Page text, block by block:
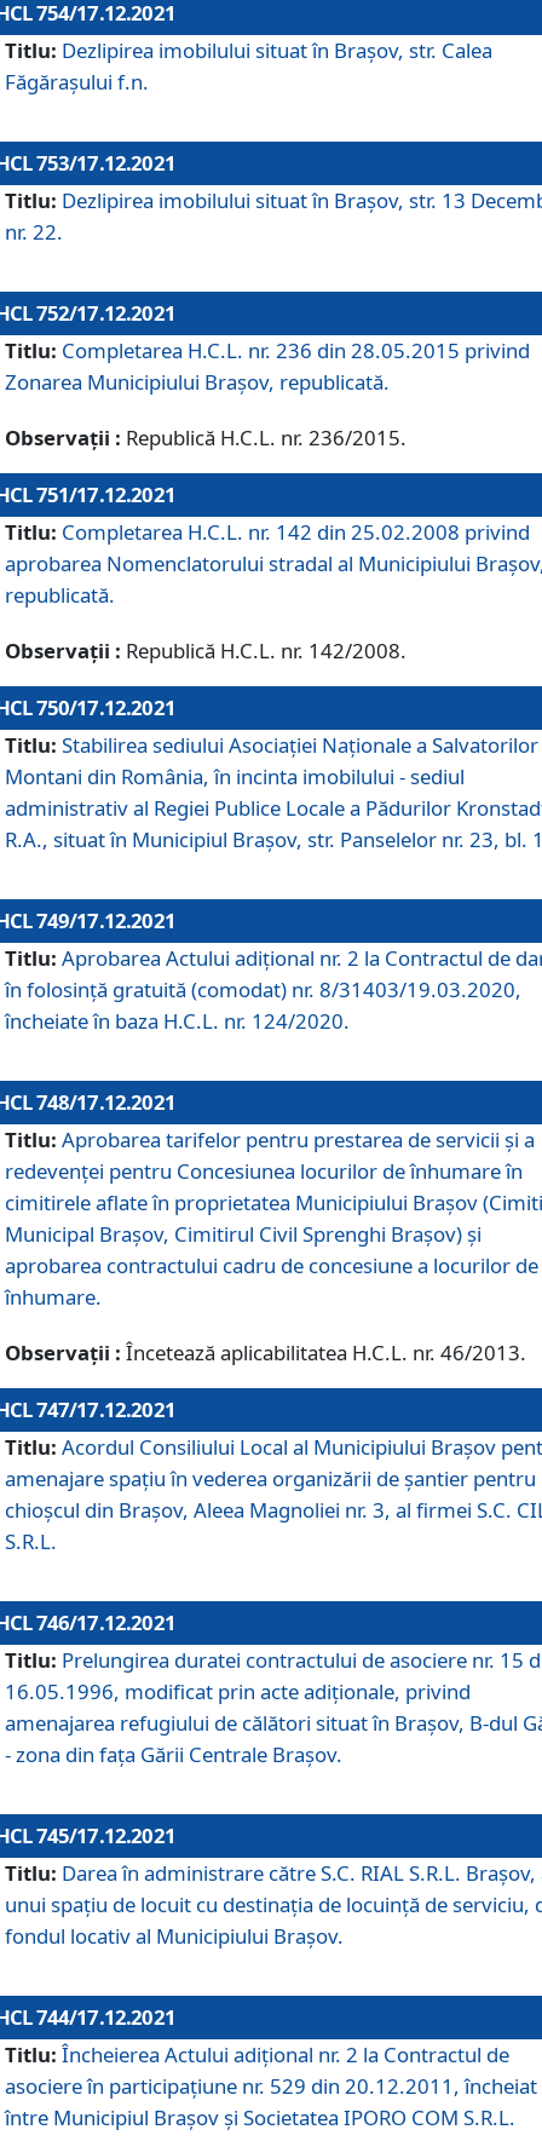
754/17.12.2021
Titlu: Dezlipirea imobilului situat în Brașov, str. Calea
Făgărașului f.n.
753/17.12.2021
Titlu: Dezlipirea imobilului situat în Brașov, str. 13
nr. 22.
752/17.12.2021
Titlu: Completarea H.C.L. nr. 236 din 28.05.2015 privind
Zonarea Municipiului Braşov, republicată.
Observații : Republică H.C.L. nr. 236/2015.
751/17.12.2021
Titlu: Completarea H.C.L. nr. 142 din 25.02.2008 privind
aprobarea Nomenclatorului stradal al Municipiului
republicată.
Observații : Republică H.C.L. nr. 142/2008.
750/17.12.2021
Titlu: Stabilirea sediului Asociației Naționale a Salvatorilor
Montani din România, în incinta imobilului - sediul
administrativ al Regiei Publice Locale a Pădurilor
R.A., situat în Municipiul Braşov, str. Panselelor nr. 23, bl.
749/17.12.2021
Titlu: Aprobarea Actului adițional nr. 2 la Contractul de
în folosință gratuită (comodat) nr. 8/31403/19.03.2020,
încheiate în baza H.C.L. nr. 124/2020.
748/17.12.2021
Titlu: Aprobarea tarifelor pentru prestarea de servicii şi a
redevenţei pentru Concesiunea locurilor de înhumare în
cimitirele aflate în proprietatea Municipiului Braşov
Municipal Braşov, Cimitirul Civil Sprenghi Braşov) şi
aprobarea contractului cadru de concesiune a locurilor de
înhumare.
Observații : Încetează aplicabilitatea H.C.L. nr. 46/2013.
747/17.12.2021
Titlu: Acordul Consiliului Local al Municipiului Braşov
amenajare spațiu în vederea organizării de șantier pentru
chioșcul din Brașov, Aleea Magnoliei nr. 3, al firmei S.C.
S.R.L.
746/17.12.2021
Titlu: Prelungirea duratei contractului de asociere nr. 15
16.05.1996, modificat prin acte adiționale, privind
amenajarea refugiului de călători situat în Brașov, B-dul
- zona din faţa Gării Centrale Brașov.
745/17.12.2021
Titlu: Darea în administrare către S.C. RIAL S.R.L. Brașov,
unui spațiu de locuit cu destinația de locuință de serviciu,
fondul locativ al Municipiului Brașov.
744/17.12.2021
Titlu: Încheierea Actului adițional nr. 2 la Contractul de
asociere în participațiune nr. 529 din 20.12.2011, încheiat
între Municipiul Brașov și Societatea IPORO COM S.R.L.